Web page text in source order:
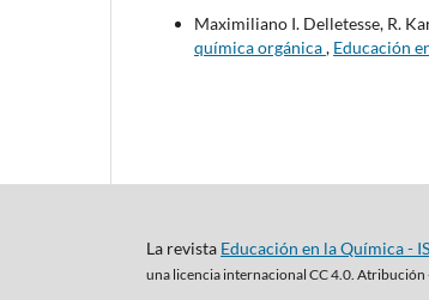
Maximiliano I. Delletesse, R.
química orgánica, Educación
La revista Educación en la Química -
una licencia internacional CC 4.0. Atribución